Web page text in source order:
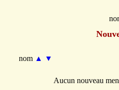
nom ▲ ▼
Aucun nouveau